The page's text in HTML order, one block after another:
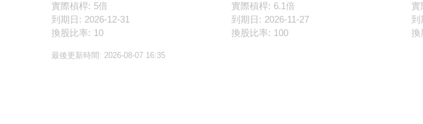
納指產品喺香港市場點樣交易？
隻輪會唔會唔識郁架？
實際槓桿: 5倍
到期日: 2026-12-31
換股比率: 10
實際槓桿: 6.1倍
到期日: 2026-11-27
換股比率: 100
實
到
換
最後更新時間: 2026-08-07 16:35